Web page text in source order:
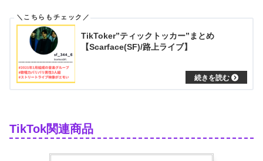
TikToker”ティックトッカー”まとめ
【Scarface(SF)/路上ライブ】
TikTok関連商品